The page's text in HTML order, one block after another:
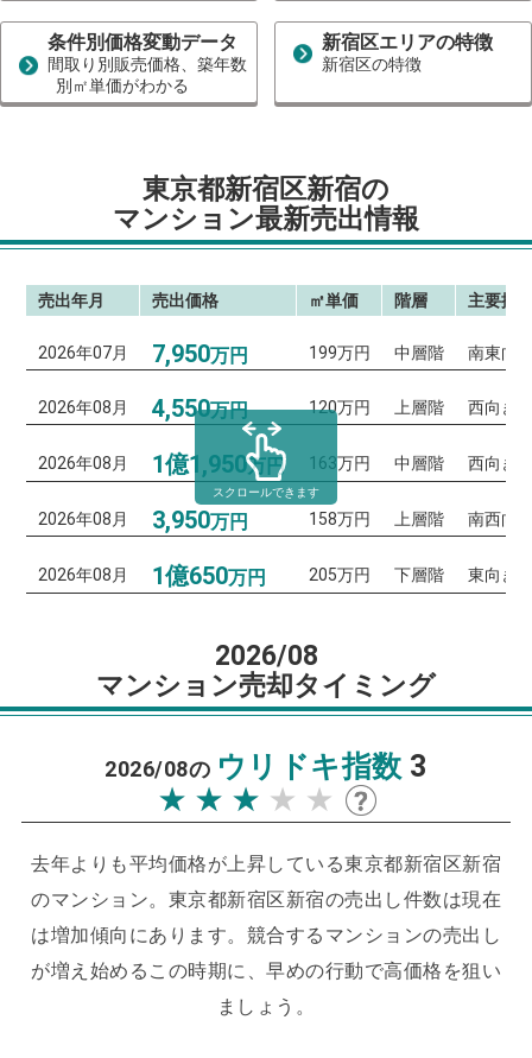
条件別価格変動データ
間取り別販売価格、築年数
別㎡単価がわかる
新宿区エリアの特徴
新宿区の特徴
東京都新宿区新宿の
マンション最新売出情報
売出年月 売出価格 ㎡単価 階層 主要採
2026年07月 7,950万円 199万円 中層階 南東向
2026年08月 4,550万円 120万円 上層階 西向き
2026年08月 1億1,950万円 163万円 中層階 西向き
2026年08月 3,950万円 158万円 上層階 南西向
2026年08月 1億650万円 205万円 下層階 東向き
スクロールできます
2026/08
マンション売却タイミング
2026/08の ウリドキ指数 3
★★★★★
★★★★★
去年よりも平均価格が上昇している東京都新宿区新宿
のマンション。 東京都新宿区新宿の売出し件数は現在
は増加傾向にあります。 競合するマンションの売出し
が増え始めるこの時期に、早めの行動で高価格を狙い
ましょう。